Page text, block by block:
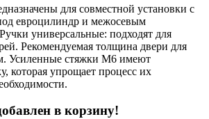
для совместной установки с
евроцилиндр и межосевым
универсальные: подходят для
Рекомендуемая толщина двери для
Усиленные стяжки М6 имеют
которая упрощает процесс их
в корзину!